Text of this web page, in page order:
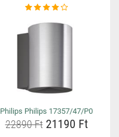
Philips Philips 17357/47/P0
22890 Ft21190 Ft